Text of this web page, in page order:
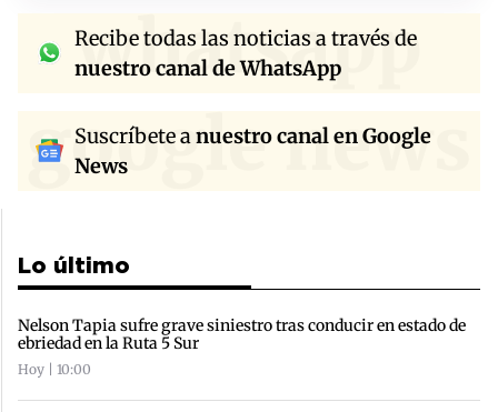
whatsapp
Recibe todas las noticias a través de
nuestro canal de WhatsApp
google news
Suscríbete anuestro canal en Google
News
Lo último
Nelson Tapia sufre grave siniestro tras conducir en estado de
ebriedad en la Ruta 5 Sur
Hoy | 10:00